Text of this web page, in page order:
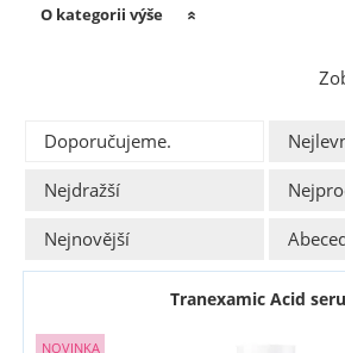
O kategorii výše
Doporučujeme.
Nejdražší
Nejnovější
Tranexamic Acid